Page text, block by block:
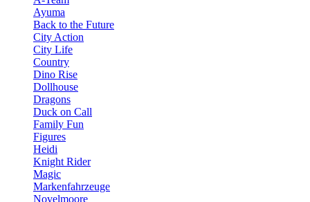
Ayuma
Back to the Future
City Action
City Life
Country
Dino Rise
Dollhouse
Dragons
Duck on Call
Family Fun
Figures
Heidi
Knight Rider
Magic
Markenfahrzeuge
Novelmoore